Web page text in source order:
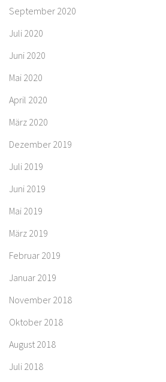
September 2020
Juli 2020
Juni 2020
Mai 2020
April 2020
März 2020
Dezember 2019
Juli 2019
Juni 2019
Mai 2019
März 2019
Februar 2019
Januar 2019
November 2018
Oktober 2018
August 2018
Juli 2018